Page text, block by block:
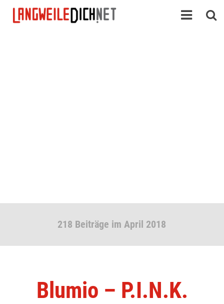
218 Beiträge im April 2018
Blumio – P.I.N.K.